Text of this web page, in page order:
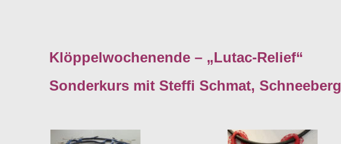
Klöppelwochenende – „Lutac-Relief“
Sonderkurs mit Steffi Schmat, Schneeberg